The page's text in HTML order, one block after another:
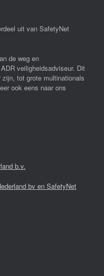
uit van SafetyNet
de weg en
veiligheidsadviseur. Dit
tot grote multinationals
ook eens naar ons
b.v.
bv en SafetyNet